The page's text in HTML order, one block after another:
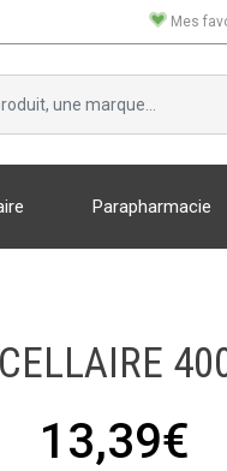
Mes
Parapharmacie
13,39€